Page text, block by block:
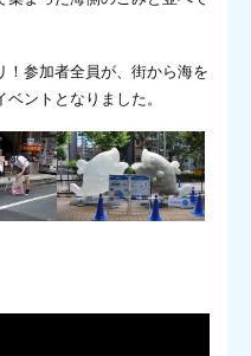
！参加者全員が、街から海を
ントとなりました。